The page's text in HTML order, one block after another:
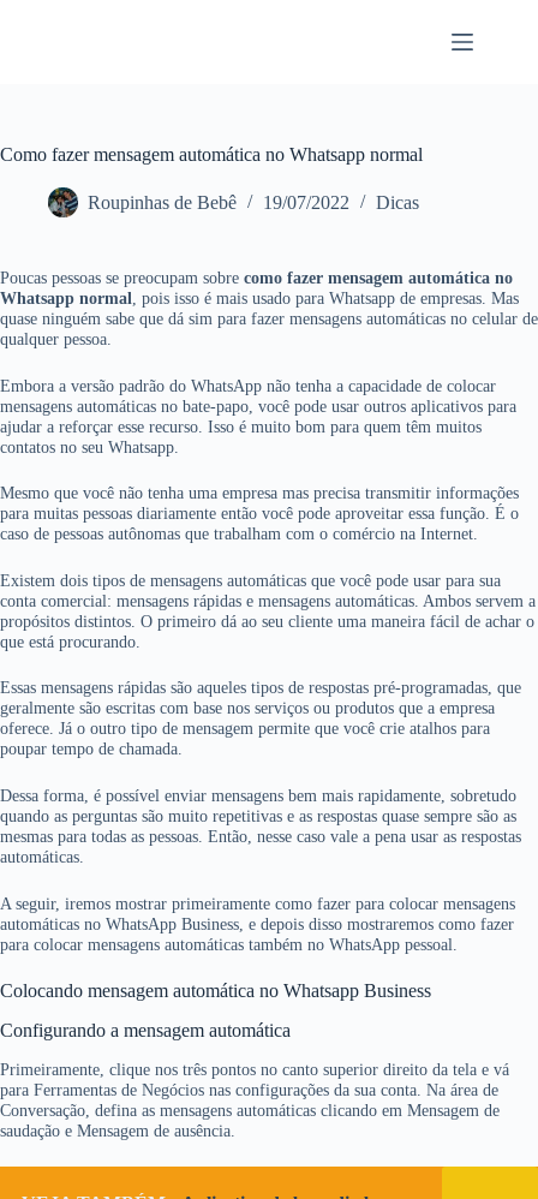
Como fazer mensagem automática no Whatsapp normal
Roupinhas de Bebê 19/07/2022 Dicas
Poucas pessoas se preocupam sobre como fazer mensagem automática no
Whatsapp normal , pois isso é mais usado para Whatsapp de empresas. Mas
quase ninguém sabe que dá sim para fazer mensagens automáticas no celular de
qualquer pessoa.
Embora a versão padrão do WhatsApp não tenha a capacidade de colocar
mensagens automáticas no bate-papo, você pode usar outros aplicativos para
ajudar a reforçar esse recurso. Isso é muito bom para quem têm muitos
contatos no seu Whatsapp.
Mesmo que você não tenha uma empresa mas precisa transmitir informações
para muitas pessoas diariamente então você pode aproveitar essa função. É o
caso de pessoas autônomas que trabalham com o comércio na Internet.
Existem dois tipos de mensagens automáticas que você pode usar para sua
conta comercial: mensagens rápidas e mensagens automáticas. Ambos servem a
propósitos distintos. O primeiro dá ao seu cliente uma maneira fácil de achar o
que está procurando.
Essas mensagens rápidas são aqueles tipos de respostas pré-programadas, que
geralmente são escritas com base nos serviços ou produtos que a empresa
oferece. Já o outro tipo de mensagem permite que você crie atalhos para
poupar tempo de chamada.
Dessa forma, é possível enviar mensagens bem mais rapidamente, sobretudo
quando as perguntas são muito repetitivas e as respostas quase sempre são as
mesmas para todas as pessoas. Então, nesse caso vale a pena usar as respostas
automáticas.
A seguir, iremos mostrar primeiramente como fazer para colocar mensagens
automáticas no WhatsApp Business, e depois disso mostraremos como fazer
para colocar mensagens automáticas também no WhatsApp pessoal.
Colocando mensagem automática no Whatsapp Business
Configurando a mensagem automática
Primeiramente, clique nos três pontos no canto superior direito da tela e vá
para Ferramentas de Negócios nas configurações da sua conta. Na área de
Conversação, defina as mensagens automáticas clicando em Mensagem de
saudação e Mensagem de ausência.